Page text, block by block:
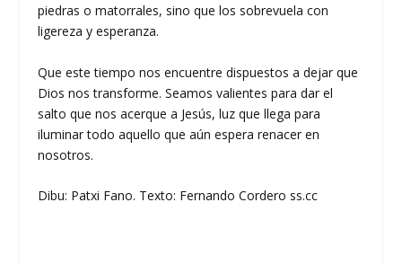
piedras o matorrales, sino que los sobrevuela con
ligereza y esperanza.
Que este tiempo nos encuentre dispuestos a dejar que
Dios nos transforme. Seamos valientes para dar el
salto que nos acerque a Jesús, luz que llega para
iluminar todo aquello que aún espera renacer en
nosotros.
Dibu: Patxi Fano. Texto: Fernando Cordero ss.cc